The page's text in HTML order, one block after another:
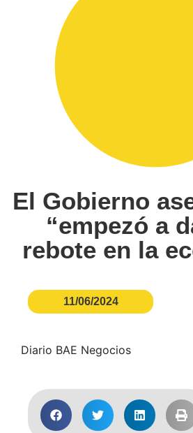
El Gobierno
“empezó a
rebote en la
11/06/2024
Diario BAE Negocios